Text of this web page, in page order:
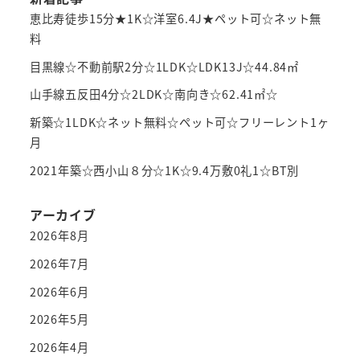
恵比寿徒歩15分★1K☆洋室6.4J★ペット可☆ネット無
料
目黒線☆不動前駅2分☆1LDK☆LDK13J☆44.84㎡
山手線五反田4分☆2LDK☆南向き☆62.41㎡☆
新築☆1LDK☆ネット無料☆ペット可☆フリーレント1ヶ
月
2021年築☆西小山８分☆1K☆9.4万敷0礼1☆BT別
アーカイブ
2026年8月
2026年7月
2026年6月
2026年5月
2026年4月